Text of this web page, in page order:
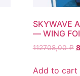
SKYWAVE
— WING
112708,00₽
Add to cart